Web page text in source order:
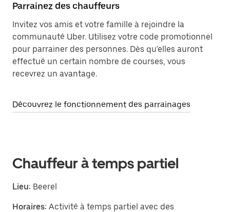
Parrainez des chauffeurs
Invitez vos amis et votre famille à rejoindre la
communauté Uber. Utilisez votre code promotionnel
pour parrainer des personnes. Dès qu'elles auront
effectué un certain nombre de courses, vous
recevrez un avantage.
Découvrez le fonctionnement des parrainages
Chauffeur à temps partiel
Lieu: Beerel
Horaires: Activité à temps partiel avec des